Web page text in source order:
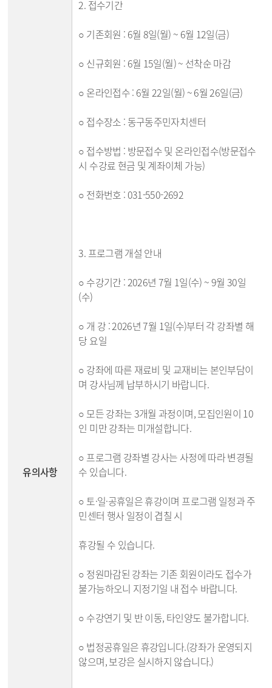
유의사항
2. 접수기간
○ 기존회원 : 6월 8일(월) ~ 6월 12일(금)
○ 신규회원 : 6월 15일(월) ~ 선착순 마감
○ 온라인접수 : 6월 22일(월) ~ 6월 26일(금)
○ 접수장소 : 동구동주민자치센터
○ 접수방법 : 방문접수 및 온라인접수(방문접수
시 수강료 현금 및 계좌이체 가능)
○ 전화번호 : 031-550-2692
3. 프로그램 개설 안내
○ 수강기간 : 2026년 7월 1일(수) ~ 9월 30일
(수)
○ 개 강 : 2026년 7월 1일(수)부터 각 강좌별 해
당 요일
○ 강좌에 따른 재료비 및 교재비는 본인부담이
며 강사님께 납부하시기 바랍니다.
○ 모든 강좌는 3개월 과정이며, 모집인원이 10
인 미만 강좌는 미개설합니다.
○ 프로그램 강좌별 강사는 사정에 따라 변경될
수 있습니다.
○ 토·일·공휴일은 휴강이며 프로그램 일정과 주
민센터 행사 일정이 겹칠 시
휴강될 수 있습니다.
○ 정원마감된 강좌는 기존 회원이라도 접수가
불가능하오니 지정기일 내 접수 바랍니다.
○ 수강연기 및 반 이동, 타인양도 불가합니다.
○ 법정공휴일은 휴강입니다.(강좌가 운영되지
않으며, 보강은 실시하지 않습니다.)